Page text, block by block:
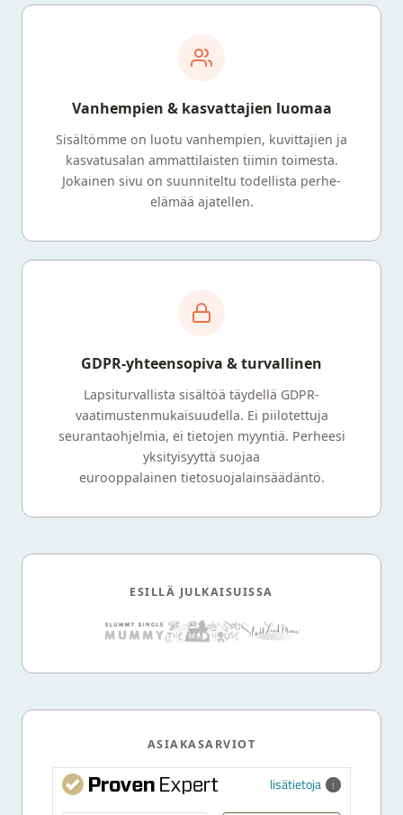
Vanhempien & kasvattajien luomaa
Sisältömme on luotu vanhempien, kuvittajien ja
kasvatusalan ammattilaisten tiimin toimesta.
Jokainen sivu on suunniteltu todellista perhe-
elämää ajatellen.
GDPR-yhteensopiva & turvallinen
Lapsiturvallista sisältöä täydellä GDPR-
vaatimustenmukaisuudella. Ei piilotettuja
seurantaohjelmia, ei tietojen myyntiä. Perheesi
yksityisyyttä suojaa
eurooppalainen tietosuojalainsäädäntö.
ESILLÄ JULKAISUISSA
ASIAKASARVIOT
lisätietoja